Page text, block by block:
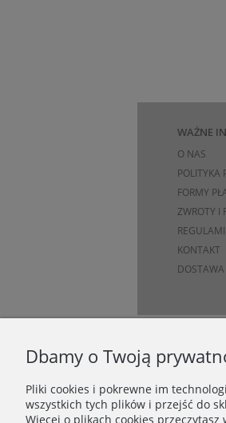
WAŻNE
O NAS
POLITYKA
FORMY
ZWROTY I
KONTAKT
DOSTAWA
Dbamy o Twoją
Pliki cookies i pokrewne im
wszystkich tych plików i przejść do
Więcej o plikach cookies